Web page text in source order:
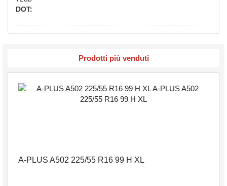
DOT:
Prodotti più venduti
A-PLUS A502 225/55 R16 99 H XL